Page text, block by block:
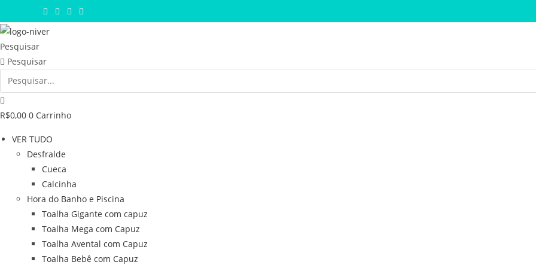
para
o
conteúdo
Pesquisar
Pesquisar
R$0,00 0 Carrinho
VER TUDO
Desfralde
Cueca
Calcinha
Hora do Banho e Piscina
Toalha Gigante com capuz
Toalha Mega com Capuz
Toalha Avental com Capuz
Toalha Bebê com Capuz